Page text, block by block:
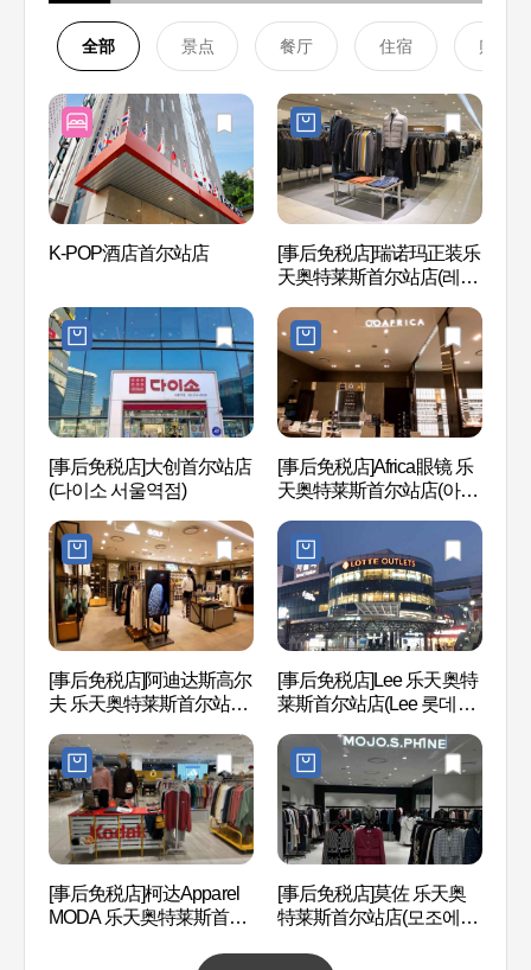
全部 景点 餐厅 住宿 购物
K-POP酒店首尔站店
[事后免税店]瑞诺玛正装乐
天奥特莱斯首尔站店(레노
점)
[事后免税店]大创首尔站店
(다이소 서울역점)
[事后免税店]Africa眼镜 乐
天奥特莱斯首尔站店(아프
역점)
[事后免税店]阿迪达斯高尔
夫 乐天奥特莱斯首尔站店
서울역점)
[事后免税店]Lee 乐天奥特
莱斯首尔站店(Lee 롯데아
[事后免税店]柯达Apparel
MODA 乐天奥特莱斯首尔
[事后免税店]莫佐 乐天奥
特莱斯首尔站店(모조에스